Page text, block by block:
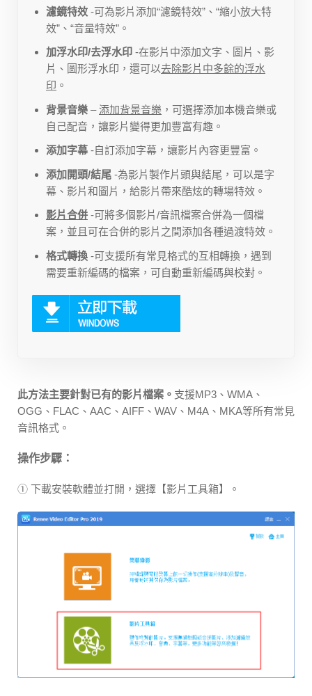
濾鏡特效 -可為影片添加“濾鏡特效”、“縮小放大特
效”、“音量特效”。
加浮水印/去浮水印 -在影片中添加文字、圖片、影
片、圖形浮水印，還可以去除影片中多餘的浮水
印 。
背景音樂 –添加背景音樂 ，可選擇添加本機音樂或
自己配音，讓影片變得更加豐富有趣。
添加字幕 -自訂添加字幕，讓影片內容更豐富。
添加開頭/結尾 -為影片製作片頭與結尾，可以是字
幕、影片和圖片，給影片帶來酷炫的轉場特效。
影片合併 -可將多個影片/音訊檔案合併為一個檔
案，並且可在合併的影片之間添加各種過渡特效。
格式轉換 -可支援所有常見格式的互相轉換，遇到
需要重新編碼的檔案，可自動重新編碼與校對。
此方法主要針對已有的影片檔案。 支援MP3、WMA、
OGG、FLAC、AAC、AIFF、WAV、M4A、MKA等所有常見
音訊格式。
操作步驟：
① 下載安裝軟體並打開，選擇【影片工具箱】。